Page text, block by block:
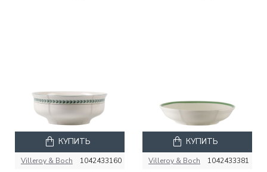
Villeroy & Boch 1042433160
КУПИТЬ
Villeroy & Boch 1042433381
КУПИТЬ